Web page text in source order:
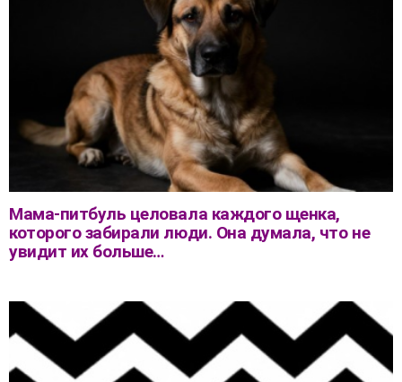
Мама-питбуль целовала каждого щенка,
которого забирали люди. Она думала, что не
увидит их больше…